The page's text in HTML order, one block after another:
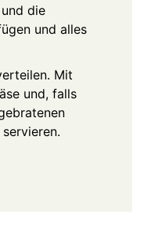
die
und alles
Mit
und, falls